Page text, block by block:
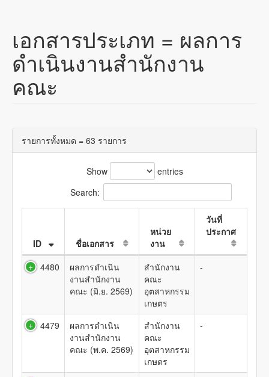
เอกสารประเภท = ผลการ
ดำเนินงานสำนักงาน
คณะ
รายการทั้งหมด = 63 รายการ
Show
entries
Search:
ID ชื่อเอกสาร
หน่วย
งาน
วันที่
ประกาศ
4480
ผลการดำเนิน
งานสำนักงาน
คณะ (มิ.ย. 2569)
สำนักงาน
คณะ
อุตสาหกรรม
เกษตร
-
4479
ผลการดำเนิน
งานสำนักงาน
คณะ (พ.ค. 2569)
สำนักงาน
คณะ
อุตสาหกรรม
เกษตร
-